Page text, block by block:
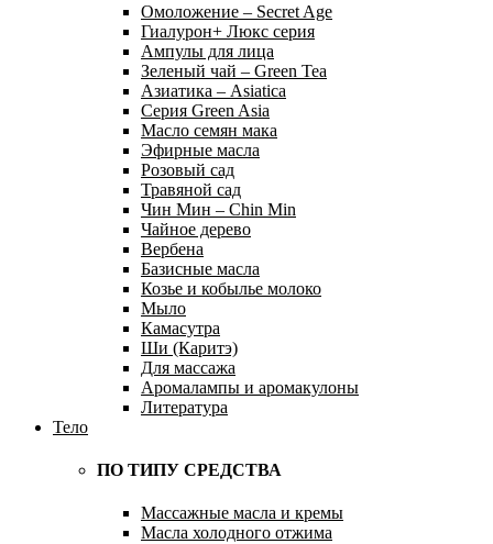
Омоложение – Secret Age
Гиалурон+ Люкс серия
Ампулы для лица
Зеленый чай – Green Tea
Азиатика – Asiatica
Серия Green Asia
Масло семян мака
Эфирные масла
Розовый сад
Травяной сад
Чин Мин – Chin Min
Чайное дерево
Вербена
Базисные масла
Козье и кобылье молоко
Мыло
Камасутра
Ши (Каритэ)
Для массажа
Аромалампы и аромакулоны
Литература
Тело
ПО ТИПУ СРЕДСТВА
Массажные масла и кремы
Масла холодного отжима